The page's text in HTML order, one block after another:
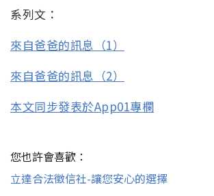
系列文：
來自爸爸的訊息（1）
來自爸爸的訊息（2）
本文同步發表於App01專欄
您也許會喜歡：
立達合法徵信社-讓您安心的選擇